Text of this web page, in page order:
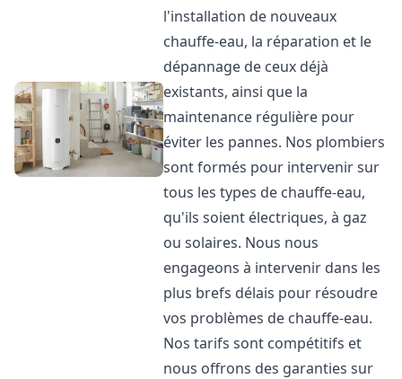
l'installation de nouveaux
chauffe-eau, la réparation et le
dépannage de ceux déjà
existants, ainsi que la
maintenance régulière pour
éviter les pannes. Nos plombiers
sont formés pour intervenir sur
tous les types de chauffe-eau,
qu'ils soient électriques, à gaz
ou solaires. Nous nous
engageons à intervenir dans les
plus brefs délais pour résoudre
vos problèmes de chauffe-eau.
Nos tarifs sont compétitifs et
nous offrons des garanties sur